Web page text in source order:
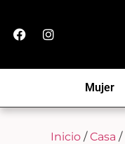
Mujer
Inicio /Casa /